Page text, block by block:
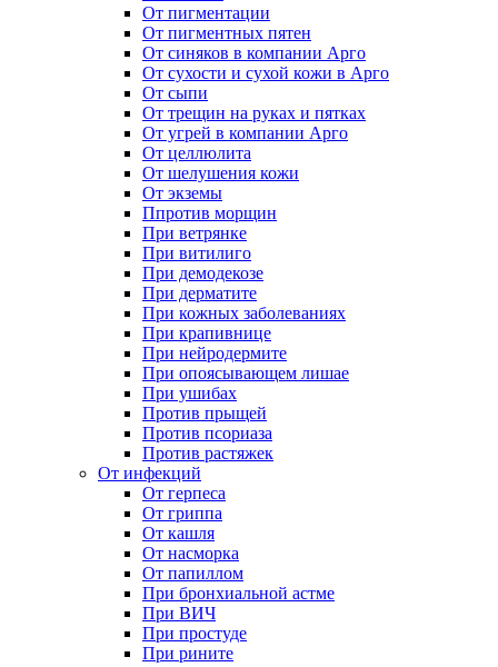
От пигментации
От пигментных пятен
От синяков в компании Арго
От сухости и сухой кожи в Арго
От сыпи
От трещин на руках и пятках
От угрей в компании Арго
От целлюлита
От шелушения кожи
От экземы
Ппротив морщин
При ветрянке
При витилиго
При демодекозе
При дерматите
При кожных заболеваниях
При крапивнице
При нейродермите
При опоясывающем лишае
При ушибах
Против прыщей
Против псориаза
Против растяжек
От инфекций
От герпеса
От гриппа
От кашля
От насморка
От папиллом
При бронхиальной астме
При ВИЧ
При простуде
При рините